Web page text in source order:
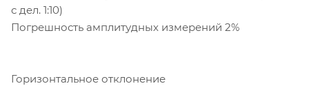
с дел. 1:10)
Погрешность амплитудных измерений 2%
Горизонтальное отклонение